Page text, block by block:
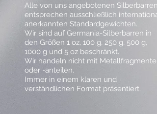
Alle von uns angebotenen Silberbarren
entsprechen ausschließlich international
anerkannten Standardgewichten.
Wir sind auf Germania-Silberbarren in
den Größen 1 oz, 100 g, 250 g, 500 g,
1000 g und 5 oz beschränkt.
Wir handeln nicht mit Metallfragmenten
oder -anteilen.
Immer in einem klaren und
verständlichen Format präsentiert.